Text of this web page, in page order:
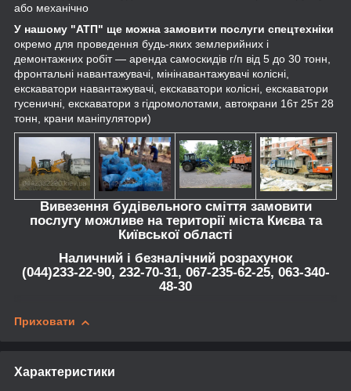
або механічно
У нашому "АТП" ще можна замовити послуги спецтехніки
окремо для проведення будь-яких землерийних і
демонтажних робіт — аренда самоскидів г/п від 5 до 30 тонн,
фронтальні навантажувачі, мінінавантажувачі колісні,
екскаватори навантажувачі, екскаватори колісні, екскаватори
гусеничні, екскаватори з гідромолотами, автокрани 16т 25т 28
тонн, крани маніпулятори)
Вивезення будівельного сміття замовити
послугу можливе на території міста Києва та
Київської області
Наличний і безналічний розрахунок
(044)233-22-90, 232-70-31, 067-235-62-25, 063-340-
48-30
Приховати
Характеристики